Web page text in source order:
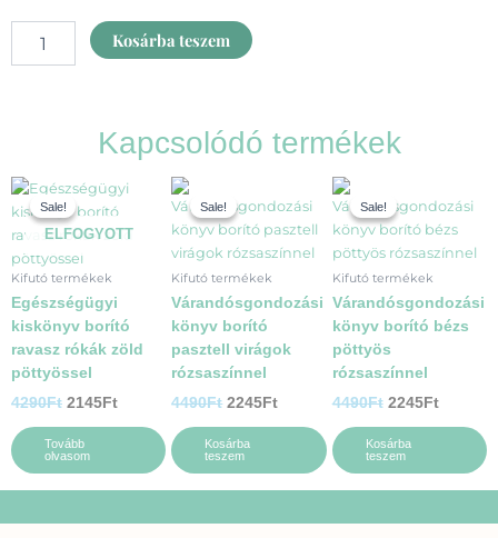
borító
pasztell
Kosárba teszem
Kapcsolódó termékek
Sale!
ELFOGYOTT
Sale!
Kifutó termékek
Egészségügyi
kiskönyv borító
ravasz rókák zöld
pöttyössel
4290Ft
Original
price
was:
4290Ft.
2145Ft
Current
price
is:
2145Ft.
Tovább
olvasom
Sale!
Sale!
Kifutó termékek
Várandósgondozási
könyv borító
pasztell virágok
rózsaszínnel
4490Ft
price
was:
4490Ft.
2245Ft
Current
price
is:
2245Ft.
Kosárba
teszem
Sale!
Sale!
Kifutó termékek
Várandósgondozási
könyv borító bézs
pöttyös
rózsaszínnel
4490Ft
price
was:
4490Ft.
2245Ft
price
is:
2245Ft.
Kosárba
teszem